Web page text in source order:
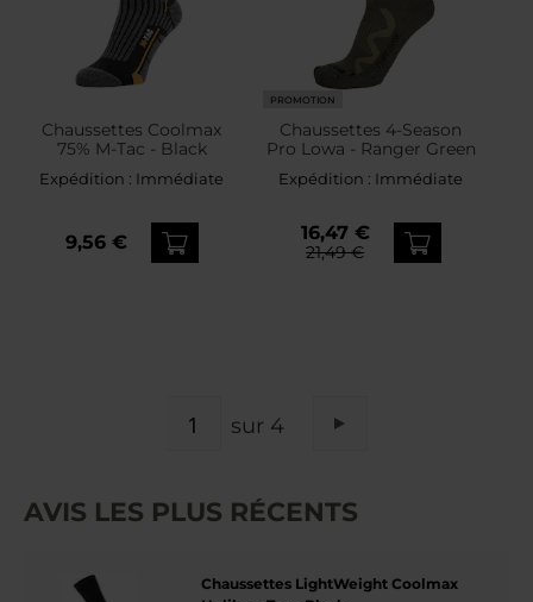
Chaussettes Coolmax
75% M-Tac - Black
Expédition : Immédiate
9,56 €
PROMOTION
Chaussettes 4-Season
Pro Lowa - Ranger Green
Expédition : Immédiate
16,47 €
21,49 €
sur 4
AVIS LES PLUS RÉCENTS
Chaussettes LightWeight Coolmax